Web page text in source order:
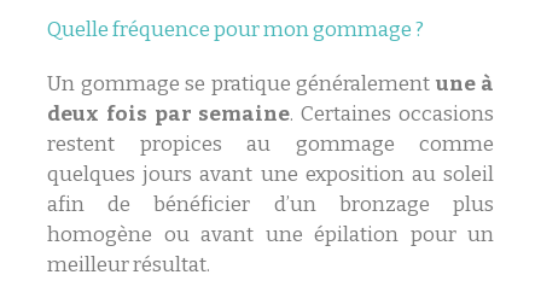
Quelle fréquence pour mon gommage ?
Un gommage se pratique généralement une à
deux fois par semaine. Certaines occasions
restent propices au gommage comme
quelques jours avant une exposition au soleil
afin de bénéficier d’un bronzage plus
homogène ou avant une épilation pour un
meilleur résultat.